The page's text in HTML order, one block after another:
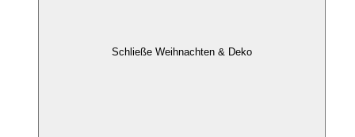
Schließe Weihnachten & Deko